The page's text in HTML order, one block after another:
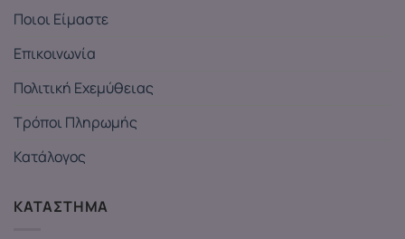
Ποιοι Είμαστε
Επικοινωνία
Πολιτική Εχεμύθειας
Τρόποι Πληρωμής
Κατάλογος
ΚΑΤΑΣΤΗΜΑ